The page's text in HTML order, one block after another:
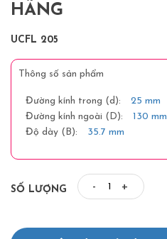
HÃNG
UCFL 205
Thông số sản phẩm
Đường kính trong (d):
25 mm
Đường kính ngoài (D):
130 mm
Độ dày (B):
35.7 mm
SỐ LƯỢNG - +